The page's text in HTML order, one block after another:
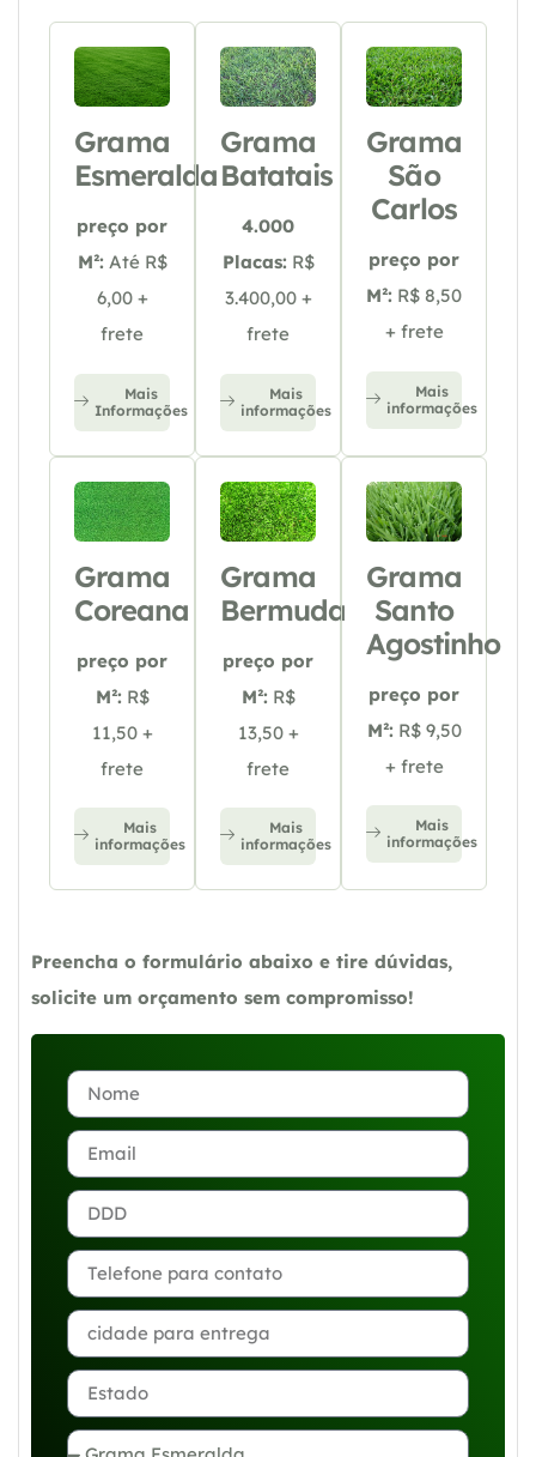
Grama
Esmeralda
preço por
M²: Até R$
6,00 +
frete
Mais
Informações
Grama
Batatais
4.000
Placas: R$
3.400,00 +
frete
Mais
informações
Grama
São
Carlos
preço por
M²: R$ 8,50
+ frete
Mais
informações
Grama
Coreana
preço por
M²: R$
11,50 +
frete
Mais
informações
Grama
Bermuda
preço por
M²: R$
13,50 +
frete
Mais
informações
Grama
Santo
Agostinho
preço por
M²: R$ 9,50
+ frete
Mais
informações
Preencha o formulário abaixo e tire dúvidas,
solicite um orçamento sem compromisso!